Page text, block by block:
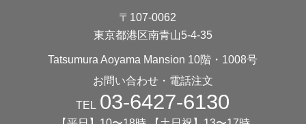
〒107-0062
東京都港区南青山5-4-35
Tatsumura Aoyama Mansion 10階・1008号
お問い合わせ・電話注文
TEL 03-6427-6130